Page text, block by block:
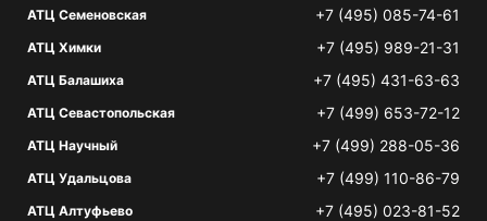
АТЦ Семеновская +7 (495) 085-74-61
АТЦ Химки +7 (495) 989-21-31
АТЦ Балашиха +7 (495) 431-63-63
АТЦ Севастопольская +7 (499) 653-72-12
АТЦ Научный +7 (499) 288-05-36
АТЦ Удальцова +7 (499) 110-86-79
АТЦ Алтуфьево +7 (495) 023-81-52